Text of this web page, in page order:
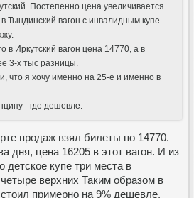
Постепенно цена увеличивается.
Тындинский вагон с инвалидным купе.
в Иркутский вагон цена 14770, а в
3-х тыс разницы.
что я хочу именно на 25-е и именно в
- где дешевле.
продаж взял билеты по 14770.
дня, цена 16205 в этот вагон. И из
детское купе три места в
верхних Таким образом в
примерно на 9% дешевле.